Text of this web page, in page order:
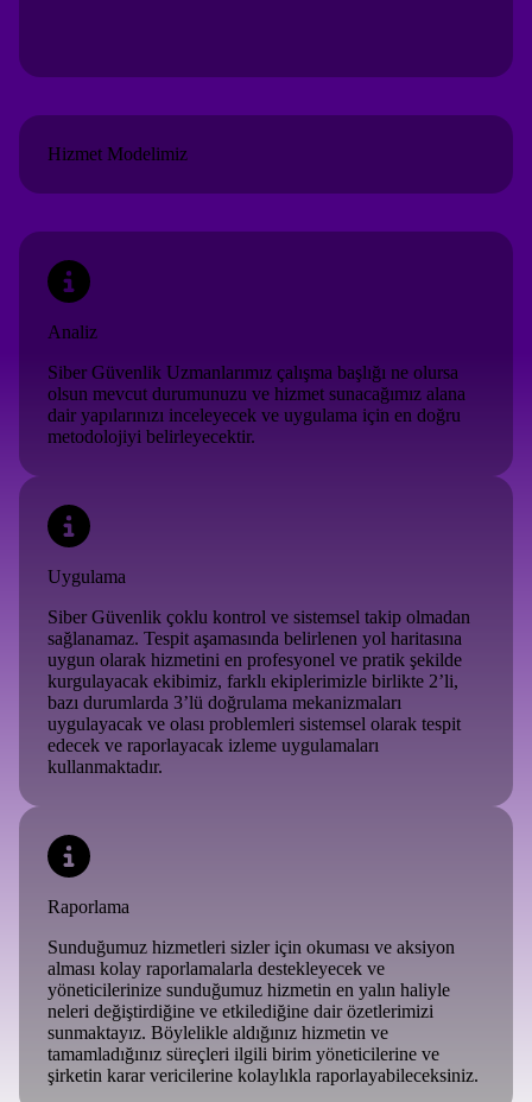
Hizmet Modelimiz
Analiz
Siber Güvenlik Uzmanlarımız çalışma başlığı ne olursa
olsun mevcut durumunuzu ve hizmet sunacağımız alana
dair yapılarınızı inceleyecek ve uygulama için en doğru
metodolojiyi belirleyecektir.
Uygulama
Siber Güvenlik çoklu kontrol ve sistemsel takip olmadan
sağlanamaz. Tespit aşamasında belirlenen yol haritasına
uygun olarak hizmetini en profesyonel ve pratik şekilde
kurgulayacak ekibimiz, farklı ekiplerimizle birlikte 2’li,
bazı durumlarda 3’lü doğrulama mekanizmaları
uygulayacak ve olası problemleri sistemsel olarak tespit
edecek ve raporlayacak izleme uygulamaları
kullanmaktadır.
Raporlama
Sunduğumuz hizmetleri sizler için okuması ve aksiyon
alması kolay raporlamalarla destekleyecek ve
yöneticilerinize sunduğumuz hizmetin en yalın haliyle
neleri değiştirdiğine ve etkilediğine dair özetlerimizi
sunmaktayız. Böylelikle aldığınız hizmetin ve
tamamladığınız süreçleri ilgili birim yöneticilerine ve
şirketin karar vericilerine kolaylıkla raporlayabileceksiniz.